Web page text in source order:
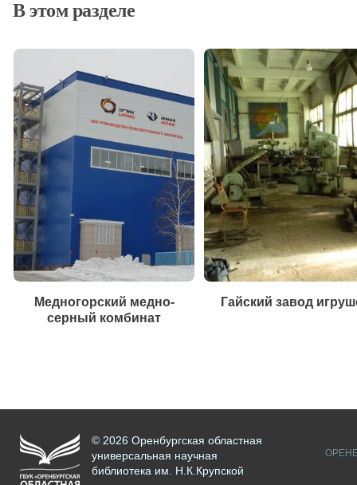
В этом разделе
Медногорский медно-
серный комбинат
Гайский завод
© 2026 Оренбургская областная
универсальная научная
библиотека им. Н.К.Крупской